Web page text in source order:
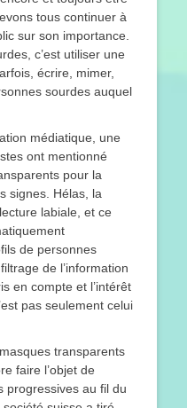
tous continuer à
sur son importance.
c’est utiliser une
écrire, mimer,
sourdes auquel
médiatique, une
ont mentionné
pour la
signes. Hélas, la
labiale, et ce
de personnes
de l’information
en compte et l’intérêt
pas seulement celui
transparents
faire l’objet de
progressives au fil du